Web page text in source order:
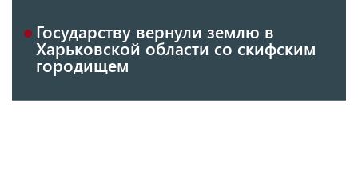
Государству вернули землю в
Харьковской области со скифским
городищем